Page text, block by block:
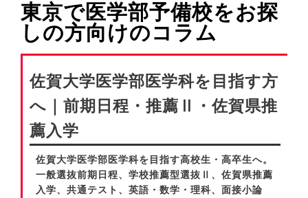
東京で医学部予備校をお探
しの方向けのコラム
佐賀大学医学部医学科を目指す方
へ｜前期日程・推薦Ⅱ・佐賀県推
薦入学
佐賀大学医学部医学科を目指す高校生・高卒生へ。
一般選抜前期日程、学校推薦型選抜Ⅱ、佐賀県推薦
入学、共通テスト、英語・数学・理科、面接小論